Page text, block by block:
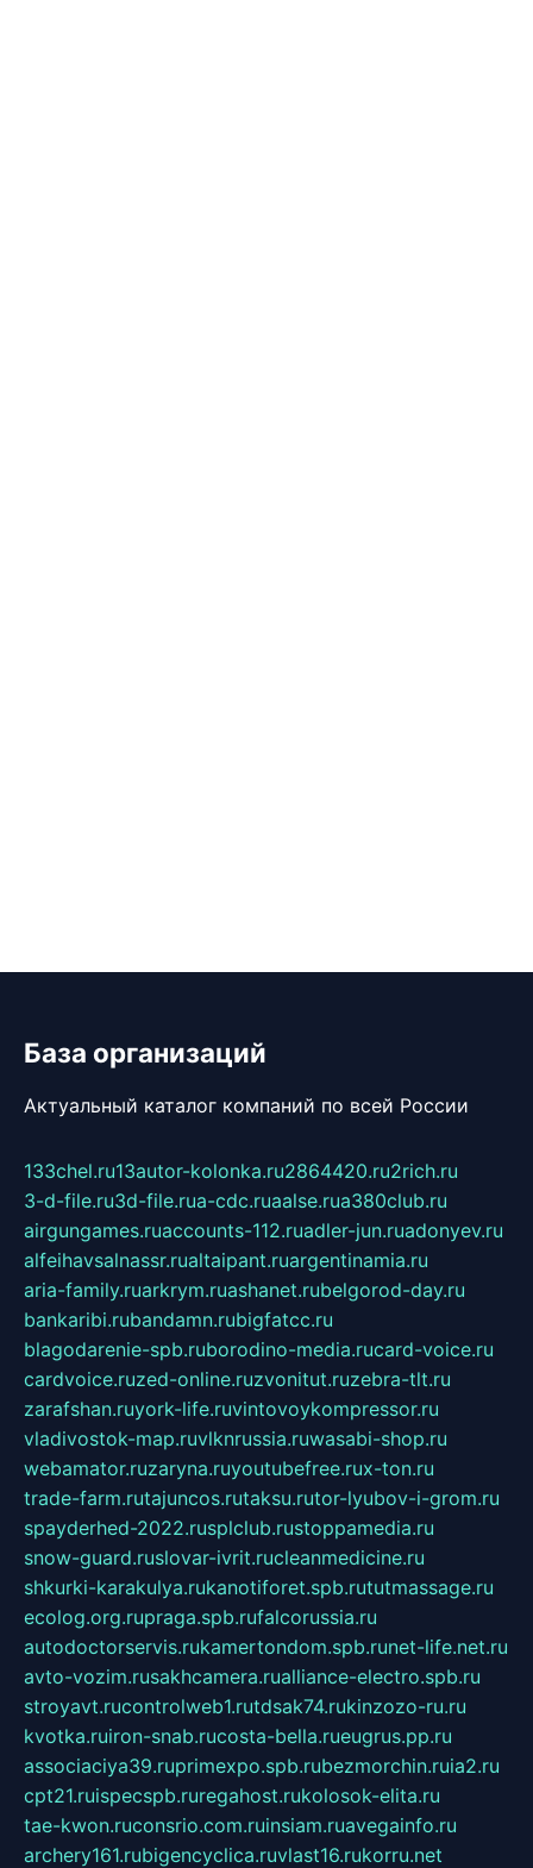
База организаций
Актуальный каталог компаний по всей России
133chel.ru13autor-kolonka.ru2864420.ru2rich.ru
3-d-file.ru3d-file.rua-cdc.ruaalse.rua380club.ru
airgungames.ruaccounts-112.ruadler-jun.ruadonyev.ru
alfeihavsalnassr.rualtaipant.ruargentinamia.ru
aria-family.ruarkrym.ruashanet.rubelgorod-day.ru
bankaribi.rubandamn.rubigfatcc.ru
blagodarenie-spb.ruborodino-media.rucard-voice.ru
cardvoice.ruzed-online.ruzvonitut.ruzebra-tlt.ru
zarafshan.ruyork-life.ruvintovoykompressor.ru
vladivostok-map.ruvlknrussia.ruwasabi-shop.ru
webamator.ruzaryna.ruyoutubefree.rux-ton.ru
trade-farm.rutajuncos.rutaksu.rutor-lyubov-i-grom.ru
spayderhed-2022.rusplclub.rustoppamedia.ru
snow-guard.ruslovar-ivrit.rucleanmedicine.ru
shkurki-karakulya.rukanotiforet.spb.rututmassage.ru
ecolog.org.rupraga.spb.rufalcorussia.ru
autodoctorservis.rukamertondom.spb.runet-life.net.ru
avto-vozim.rusakhcamera.rualliance-electro.spb.ru
stroyavt.rucontrolweb1.rutdsak74.rukinzozo-ru.ru
kvotka.ruiron-snab.rucosta-bella.rueugrus.pp.ru
associaciya39.ruprimexpo.spb.rubezmorchin.ruia2.ru
cpt21.ruispecspb.ruregahost.rukolosok-elita.ru
tae-kwon.ruconsrio.com.ruinsiam.ruavegainfo.ru
archery161.rubigencyclica.ruvlast16.rukorru.net